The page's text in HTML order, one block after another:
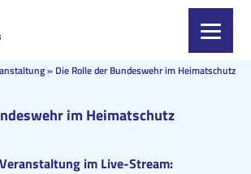
» Die Rolle der Bundeswehr im Heimatschutz
im Heimatschutz
im Live-Stream: